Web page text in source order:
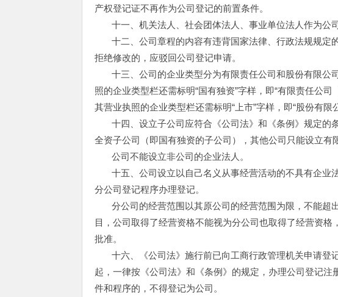
产权登记证不再作为公司登记的前置条件。
十一、机关法人、社会团体法人、事业单位法人作为公
十二、公司章程的内容有违背国家法律、行政法规规定
拒绝修改的，应驳回公司登记申请。
十三、公司的企业类型分为有限责任公司和股份有限公
照的企业类型栏还需标明“国有独资”字样，即“有限责任公
其营业执照的企业类型栏还需标明“上市”字样，即“股份有限
十四、设立子公司应符合《公司法》和《条例》规定的
全资子公司（即国有独资的子公司），其他公司只能设立有
公司不能设立非公司的企业法人。
十五、公司设立以自己名义从事经营活动的不具有企业
分公司登记程序办理登记。
分公司的经营范围以其原公司的经营范围为限，不能超
目，公司取得了经营资格不能视为分公司也取得了经营资
批准。
十六、《公司法》施行前已向工商行政管理机关申请登
起，一律按《公司法》和《条例》的规定，办理公司登记
件和程序的，不得登记为公司。